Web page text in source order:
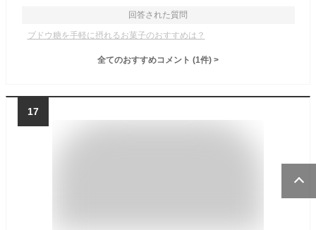
回答された質問
ブドウ糖を手軽に摂れるお菓子のおすすめは？
全てのおすすめコメント (1件) >
17